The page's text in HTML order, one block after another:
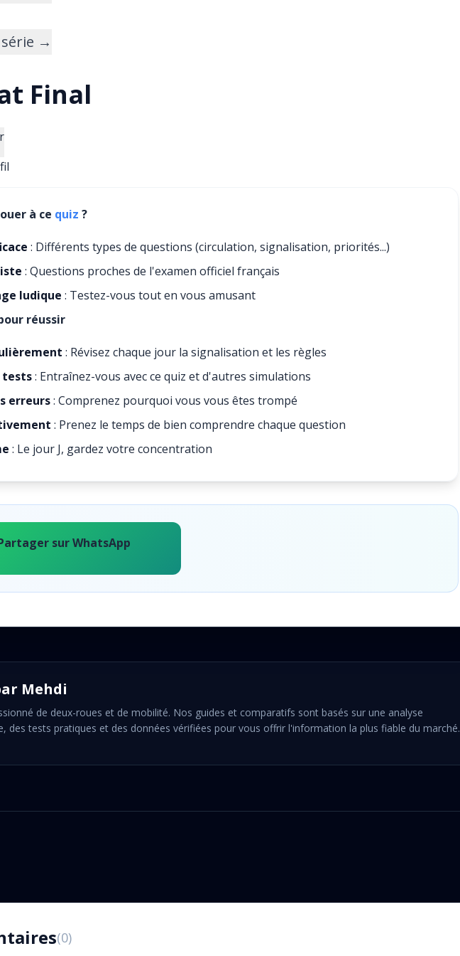
→
Final
à ce quiz ?
: Différents types de questions (circulation, signalisation, priorités...)
: Questions proches de l'examen officiel français
ludique : Testez-vous tout en vous amusant
réussir
: Révisez chaque jour la signalisation et les règles
tests: Entraînez-vous avec ce quiz et d'autres simulations
erreurs: Comprenez pourquoi vous vous êtes trompé
: Prenez le temps de bien comprendre chaque question
: Le jour J, gardez votre concentration
sur WhatsApp
Mehdi
de deux-roues et de mobilité. Nos guides et comparatifs sont basés sur une analyse
des tests pratiques et des données vérifiées pour vous offrir l'information la plus fiable du marché.
(0)